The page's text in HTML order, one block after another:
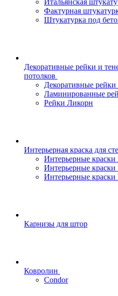
Итальянская
Фактурная
Штукатурка под
Декоративные рейки и
потолков
Декоративные рейки
Ламинированные
Рейки Ликорн
Интерьерная краска для
Интерьерные краски
Интерьерные краски
Интерьерные
Карнизы для штор
Ковролин
Condor